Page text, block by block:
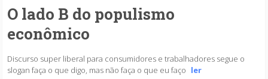
O lado B do populismo
econômico
Discurso super liberal para consumidores e trabalhadores segue o
slogan faça o que digo, mas não faça o que eu faço ler